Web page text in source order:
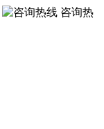
咨询热